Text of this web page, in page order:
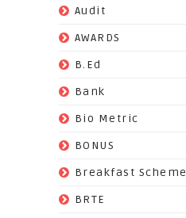
Audit
AWARDS
B.Ed
Bank
Bio Metric
BONUS
Breakfast Scheme
BRTE